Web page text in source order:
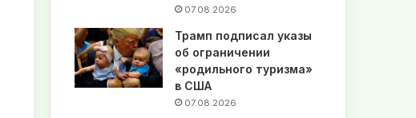
07.08.2026
Трамп подписал указы
об ограничении
«родильного туризма»
в США
07.08.2026